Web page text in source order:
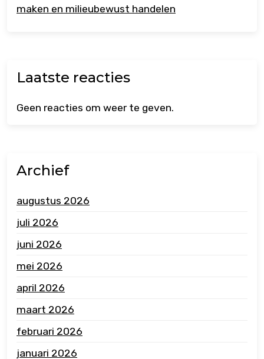
maken en milieubewust handelen
Laatste reacties
Geen reacties om weer te geven.
Archief
augustus 2026
juli 2026
juni 2026
mei 2026
april 2026
maart 2026
februari 2026
januari 2026